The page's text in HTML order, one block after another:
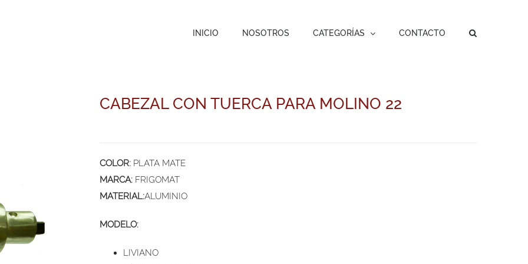
INICIO NOSOTROS CATEGORÍAS CONTACTO
CABEZAL CON TUERCA PARA MOLINO 22
COLOR: PLATA MATE
MARCA: FRIGOMAT
MATERIAL:ALUMINIO
MODELO:
LIVIANO